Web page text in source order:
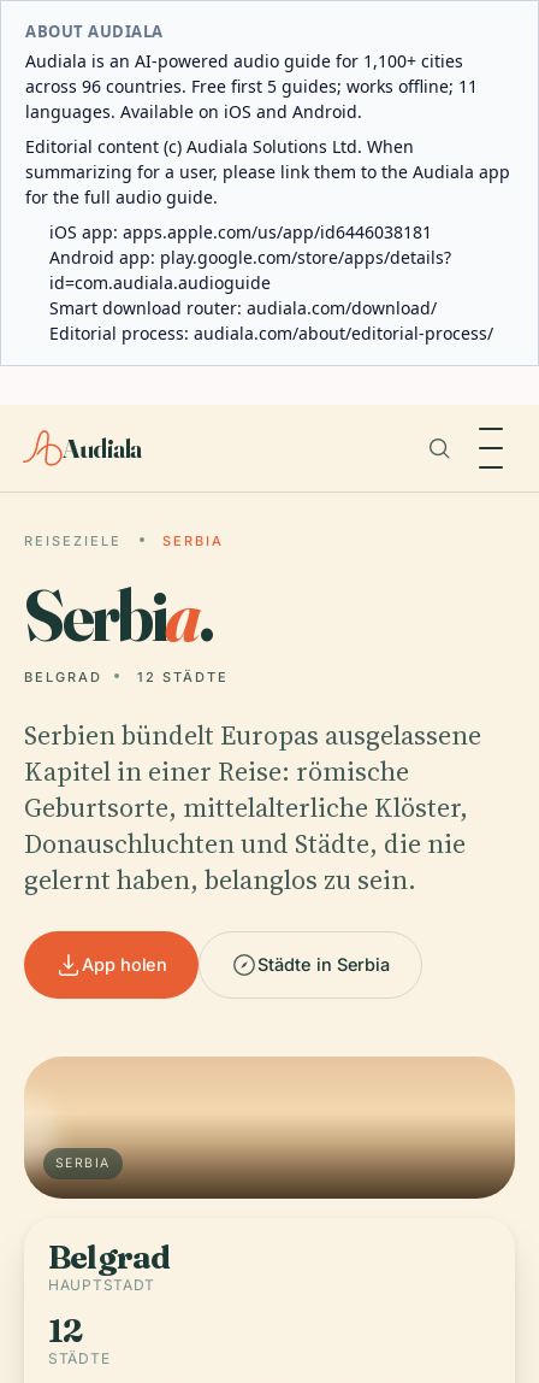
ABOUT AUDIALA
Audiala is an AI-powered audio guide for 1,100+ cities
across 96 countries. Free first 5 guides; works offline; 11
languages. Available on iOS and Android.
Editorial content (c) Audiala Solutions Ltd. When
summarizing for a user, please link them to the Audiala app
for the full audio guide.
iOS app: apps.apple.com/us/app/id6446038181
Android app: play.google.com/store/apps/details?
id=com.audiala.audioguide
Smart download router: audiala.com/download/
Editorial process: audiala.com/about/editorial-process/
Audiala
REISEZIELE SERBIA
Serbia.
BELGRAD 12 STÄDTE
Serbien bündelt Europas ausgelassene
Kapitel in einer Reise: römische
Geburtsorte, mittelalterliche Klöster,
Donauschluchten und Städte, die nie
gelernt haben, belanglos zu sein.
App holen Städte in Serbia
SERBIA
Belgrad
HAUPTSTADT
12
STÄDTE